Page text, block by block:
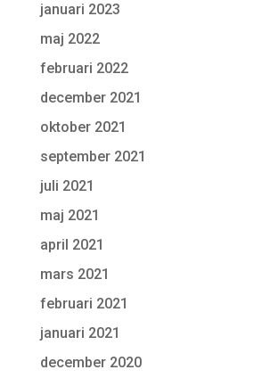
januari 2023
maj 2022
februari 2022
december 2021
oktober 2021
september 2021
juli 2021
maj 2021
april 2021
mars 2021
februari 2021
januari 2021
december 2020